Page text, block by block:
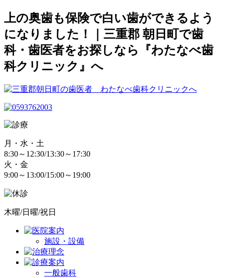
上の奥歯も保険で白い歯ができるよう
になりました！｜三重郡 朝日町で歯
科・歯医者をお探しなら『わたなべ歯
科クリニック』へ
月・水・土
8:30～12:30/13:30～17:30
火・金
9:00～13:00/15:00～19:00
木曜/日曜/祝日
施設・設備
一般歯科